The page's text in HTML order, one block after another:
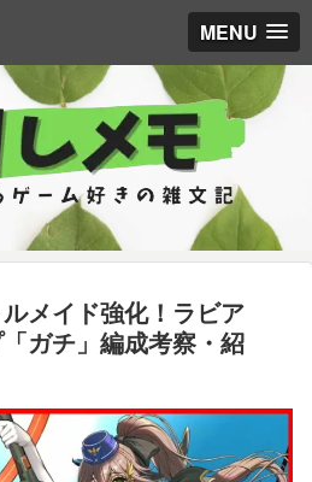
MENU
ルメイド強化！ラビア
ガチ」編成考察・紹